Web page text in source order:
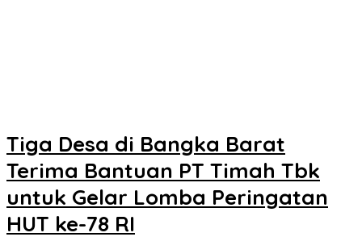
Tiga Desa di Bangka Barat
Terima Bantuan PT Timah Tbk
untuk Gelar Lomba Peringatan
HUT ke-78 RI